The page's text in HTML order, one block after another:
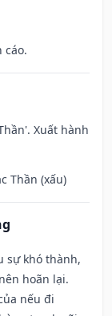
cáo.
Xuất hành
Thần (xấu)
sự khó thành,
hoãn lại.
nếu đi